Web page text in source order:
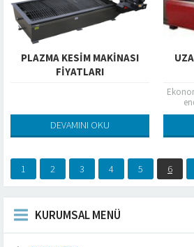
PLAZMA KESİM MAKİNASI
FİYATLARI
DEVAMINI OKU
1 2 3 4 5 6
KURUMSAL MENÜ